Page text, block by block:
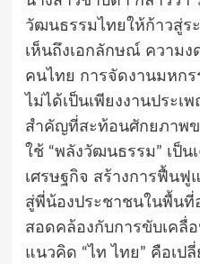
วัฒนธรรมไทยให้ก้าวสู่ร
เห็นถึงเอกลักษณ์ ความ
คนไทย การจัดงานมหก
ไม่ได้เป็นเพียงงานประเ
สำคัญที่สะท้อนศักยภาพข
ใช้ “พลังวัฒนธรรม” เป็น
เศรษฐกิจ สร้างการฟื้นฟู
สู่พี่น้องประชาชนในพื้นที่
สอดคล้องกับการขับเคลื่
แนวคิด “ไท ไทย” คือเป